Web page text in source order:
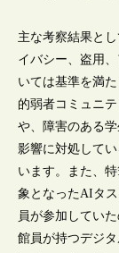
主な考察結果と
イバシー、盗用
いては基準を満
的弱者コミュニ
や、障害のある
影響に対処して
います。また、
象となったAIタ
員が参加してい
館員が持つデジ